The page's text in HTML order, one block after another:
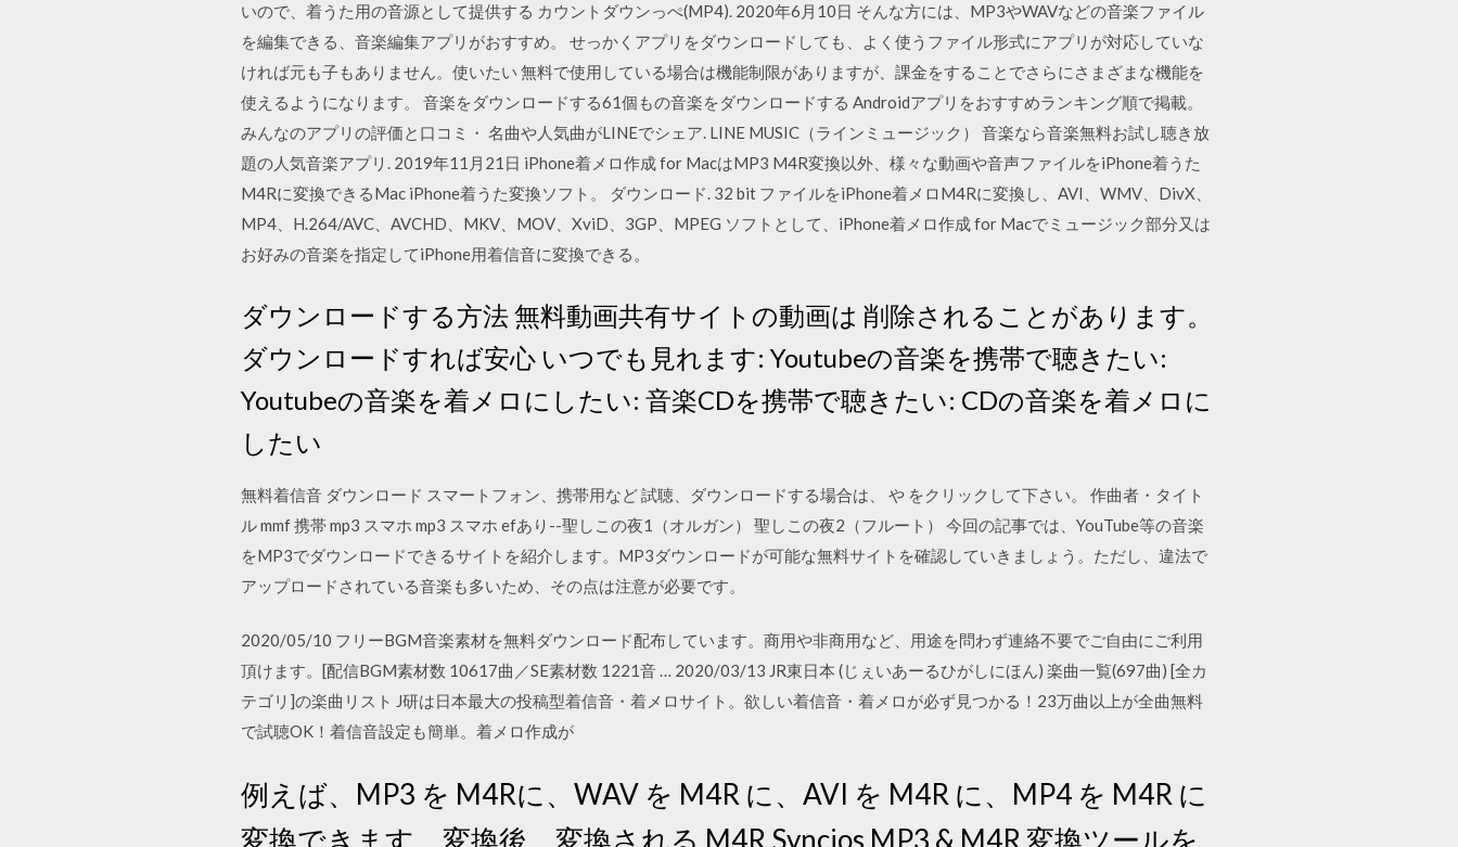
いので、着うた用の音源として提供する カウントダウンっぺ(MP4). 2020年6月10日 そんな方には、MP3やWAVなどの音楽ファイル
を編集できる、音楽編集アプリがおすすめ。 せっかくアプリをダウンロードしても、よく使うファイル形式にアプリが対応していな
ければ元も子もありません。使いたい 無料で使用している場合は機能制限がありますが、課金をすることでさらにさまざまな機能を
使えるようになります。 音楽をダウンロードする61個もの音楽をダウンロードする Androidアプリをおすすめランキング順で掲載。
みんなのアプリの評価と口コミ・ 名曲や人気曲がLINEでシェア. LINE MUSIC（ラインミュージック） 音楽なら音楽無料お試し聴き放
題の人気音楽アプリ. 2019年11月21日 iPhone着メロ作成 for MacはMP3 M4R変換以外、様々な動画や音声ファイルをiPhone着うた
M4Rに変換できるMac iPhone着うた変換ソフト。 ダウンロード. 32 bit ファイルをiPhone着メロM4Rに変換し、AVI、WMV、DivX、
MP4、H.264/AVC、AVCHD、MKV、MOV、XviD、3GP、MPEG ソフトとして、iPhone着メロ作成 for Macでミュージック部分又は
お好みの音楽を指定してiPhone用着信音に変換できる。
ダウンロードする方法 無料動画共有サイトの動画は 削除されることがあります。
ダウンロードすれば安心 いつでも見れます: Youtubeの音楽を携帯で聴きたい:
Youtubeの音楽を着メロにしたい: 音楽CDを携帯で聴きたい: CDの音楽を着メロに
したい
無料着信音 ダウンロード スマートフォン、携帯用など 試聴、ダウンロードする場合は、 や をクリックして下さい。 作曲者・タイト
ル mmf 携帯 mp3 スマホ mp3 スマホ efあり--聖しこの夜1（オルガン） 聖しこの夜2（フルート） 今回の記事では、YouTube等の音楽
をMP3でダウンロードできるサイトを紹介します。MP3ダウンロードが可能な無料サイトを確認していきましょう。ただし、違法で
アップロードされている音楽も多いため、その点は注意が必要です。
2020/05/10 フリーBGM音楽素材を無料ダウンロード配布しています。商用や非商用など、用途を問わず連絡不要でご自由にご利用
頂けます。[配信BGM素材数 10617曲／SE素材数 1221音 … 2020/03/13 JR東日本 (じぇいあーるひがしにほん) 楽曲一覧(697曲) [全カ
テゴリ]の楽曲リスト J研は日本最大の投稿型着信音・着メロサイト。欲しい着信音・着メロが必ず見つかる！23万曲以上が全曲無料
で試聴OK！着信音設定も簡単。着メロ作成が
例えば、MP3 を M4Rに、WAV を M4R に、AVI を M4R に、MP4 を M4R に
変換できます。変換後、変換される M4R Syncios MP3 & M4R 変換ツールを